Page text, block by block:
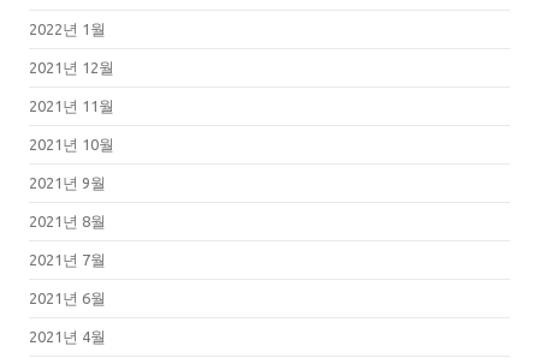
2022년 1월
2021년 12월
2021년 11월
2021년 10월
2021년 9월
2021년 8월
2021년 7월
2021년 6월
2021년 4월